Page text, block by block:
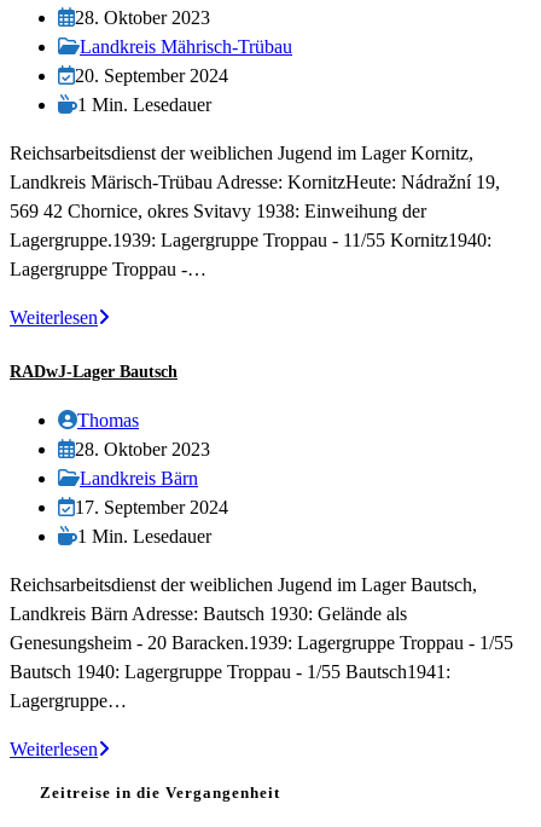
Autor:
Beitrag
veröffentlicht:
28. Oktober 2023
Beitrags-
Kategorie:
Landkreis Mährisch-Trübau
Beitrag
zuletzt
am:
20. September 2024
Lesedauer:
1 Min. Lesedauer
Reichsarbeitsdienst der weiblichen Jugend im Lager Kornitz,
Landkreis Märisch-Trübau Adresse: KornitzHeute: Nádražní 19,
569 42 Chornice, okres Svitavy 1938: Einweihung der
Lagergruppe.1939: Lagergruppe Troppau - 11/55 Kornitz1940:
Lagergruppe Troppau -…
WeiterlesenRADwJ-
Kornitz
RADwJ-Lager Bautsch
Beitrags-
Autor:
Thomas
Beitrag
veröffentlicht:
28. Oktober 2023
Beitrags-
Kategorie:
Landkreis Bärn
Beitrag
zuletzt
am:
17. September 2024
Lesedauer:
1 Min. Lesedauer
Reichsarbeitsdienst der weiblichen Jugend im Lager Bautsch,
Landkreis Bärn Adresse: Bautsch 1930: Gelände als
Genesungsheim - 20 Baracken.1939: Lagergruppe Troppau - 1/55
Bautsch 1940: Lagergruppe Troppau - 1/55 Bautsch1941:
Lagergruppe…
WeiterlesenRADwJ-
Zeitreise in die Vergangenheit